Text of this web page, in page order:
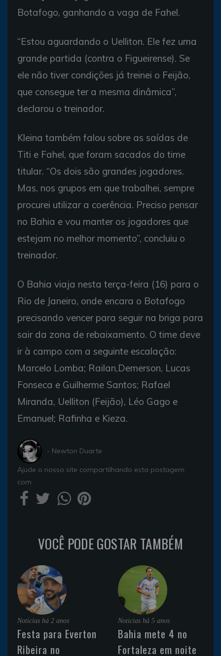
Botafogo, ganhando a vaga de Fahel.
“Estou aguardando o Uelliton. Ele fez uma
grande partida (contra o Figueirense). Se
ele não tiver condições já treinei o Feijão,
que consegue ter a mesma dinâmica”,
declarou o treinador.
Kleina também falou sobre as saídas de
Titi e Fahel, que foram sacados do time
titular. “Os dois são grandes jogadores.
Mas, nos grupos em que trabalhei, sempre
procurei utilizar a coerência. Preciso pensar
no Bahia e vou manter os jogadores que
estejam no melhor momento”, concluiu o
treinador.
O Bahia viaja nesta terça-feira (16) para o
Rio de Janeiro, onde encara o Botafogo
precisando vencer para seguir na briga para
sair da zona de rebaixamento. O time deve
ir à campo com a seguinte escalação:
Marcelo Lomba; Railan,Demerson, Lucas
Fonseca e Guilherme Santos; Rafael
Miranda, Uelliton (Feijão), Léo Gago e
Emanuel; Rafinha e Kieza.
- Newton Duarte
Ajude o nosso site compartilhando esta postagem
com
VOCÊ PODE GOSTAR TAMBÉM
Noticias há 2 anos
Festa para Everton
Ribeira no
Noticias há 5 anos
Bahia mete 4 no
Fortaleza em noite